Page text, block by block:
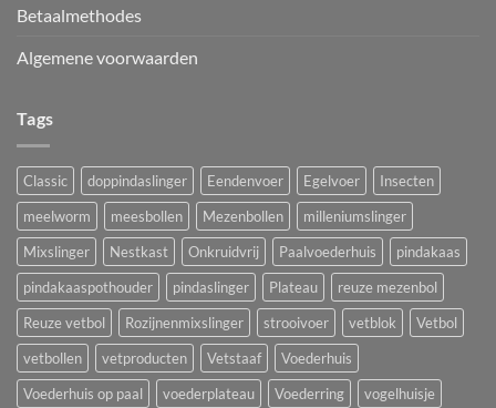
Betaalmethodes
Algemene voorwaarden
Tags
Classic doppindaslinger Eendenvoer Egelvoer
Insecten
meelworm
meesbollen Mezenbollen
milleniumslinger
Mixslinger
Nestkast Onkruidvrij Paalvoederhuis
pindakaas
pindakaaspothouder
pindaslinger Plateau
reuze mezenbol
Reuze vetbol
Rozijnenmixslinger strooivoer vetblok
Vetbol
vetbollen
vetproducten Vetstaaf
Voederhuis
Voederhuis op paal
voederplateau Voederring
vogelhuisje